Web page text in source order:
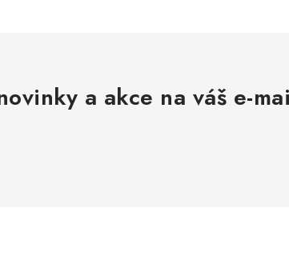
a akce na váš e-